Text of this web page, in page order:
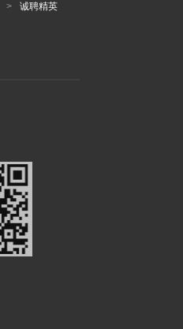
> 诚聘精英